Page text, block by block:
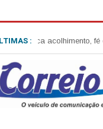
:
acolhimento, fé e